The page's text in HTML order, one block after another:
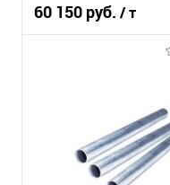
60 150 руб. / т
Купить в 1 клик
В избранное